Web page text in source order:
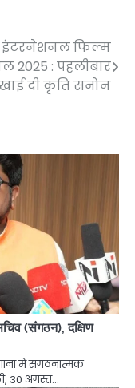
इंटरनेशनल फिल्म
2025 : पहलीबार
दी कृति सनोन
(संगठन), दक्षिण
में संगठनात्मक
30 अगस्त…